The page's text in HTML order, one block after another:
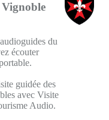
du
écouter
guidée des
avec Visite
Audio.